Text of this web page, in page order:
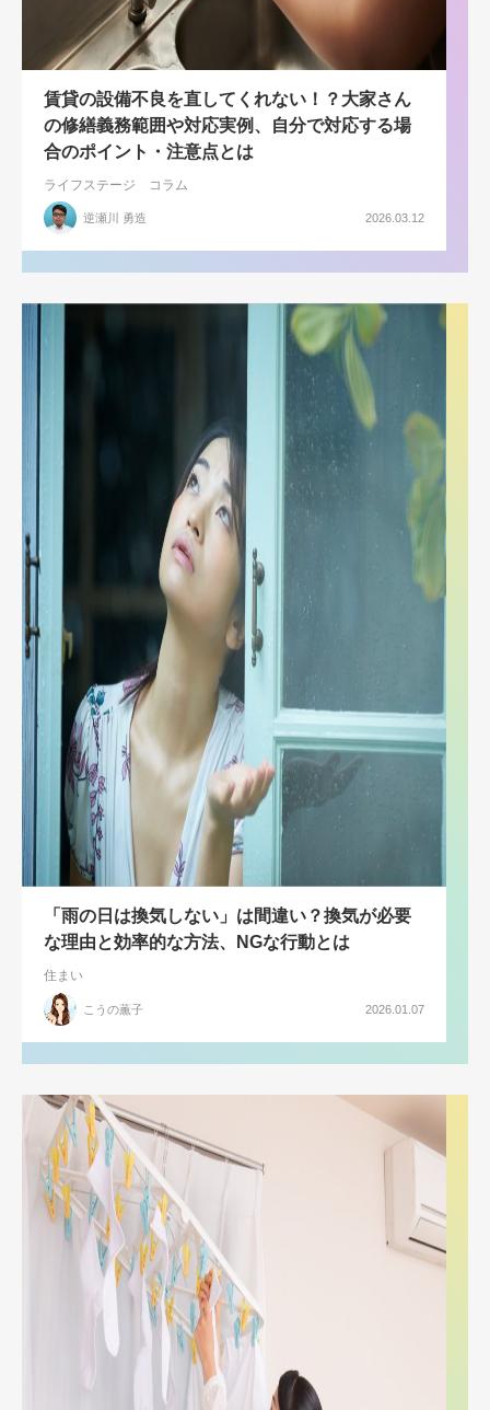
賃貸の設備不良を直してくれない！？大家さん
の修繕義務範囲や対応実例、自分で対応する場
合のポイント・注意点とは
ライフステージ コラム
逆瀬川 勇造 2026.03.12
「雨の日は換気しない」は間違い？換気が必要
な理由と効率的な方法、NGな行動とは
住まい
こうの薫子 2026.01.07